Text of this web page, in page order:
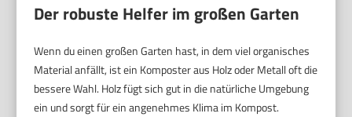
Der robuste Helfer im großen Garten
Wenn du einen großen Garten hast, in dem viel organisches
Material anfällt, ist ein Komposter aus Holz oder Metall oft die
bessere Wahl. Holz fügt sich gut in die natürliche Umgebung
ein und sorgt für ein angenehmes Klima im Kompost.